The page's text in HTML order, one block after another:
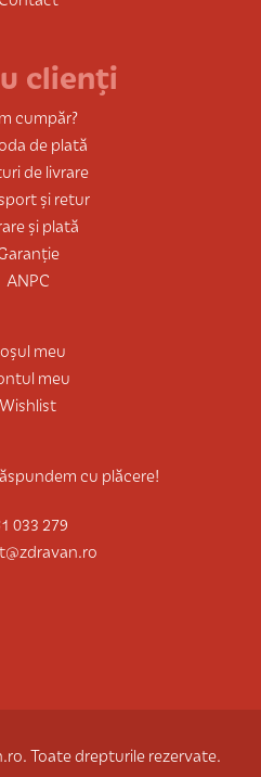
clienți
cumpăr?
de plată
de livrare
și retur
și plată
ANPC
meu
meu
Wishlist
cu plăcere!
033 279
Toate drepturile rezervate.